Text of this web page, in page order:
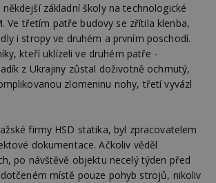
základní školy na technologické
Ve třetím patře budovy se zřítila klenba,
i stropy ve druhém a prvním poschodí.
kteří uklízeli ve druhém patře -
z Ukrajiny zůstal doživotně ochrnutý,
zlomeninu nohy, třetí vyvázl
firmy HSD statika, byl zpracovatelem
dokumentace. Ačkoliv věděl
po návštěvě objektu necelý týden před
místě pouze pohyb strojů, nikoliv